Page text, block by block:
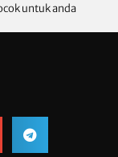
untuk anda